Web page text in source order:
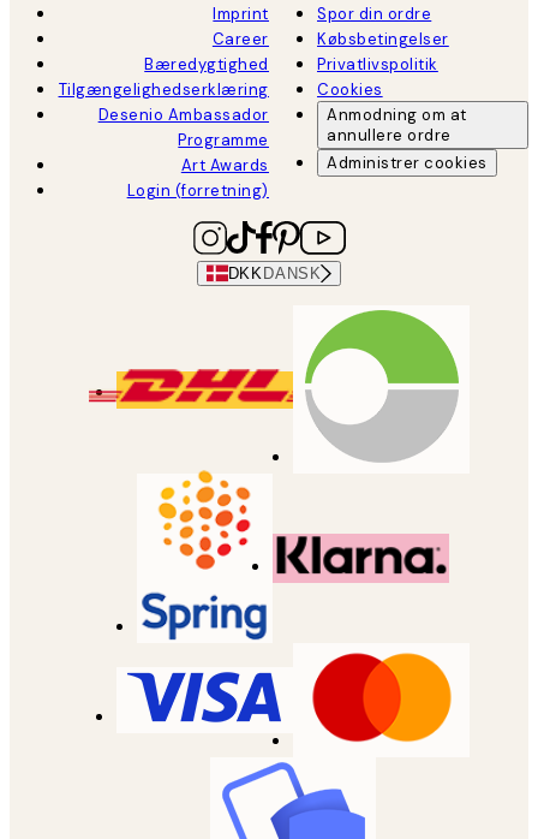
Imprint
Career
Bæredygtighed
Tilgængelighedserklæring
Desenio Ambassador
Programme
Art Awards
Login (forretning)
Spor din ordre
Købsbetingelser
Privatlivspolitik
Cookies
Anmodning om at
annullere ordre
Administrer cookies
DKK DANSK